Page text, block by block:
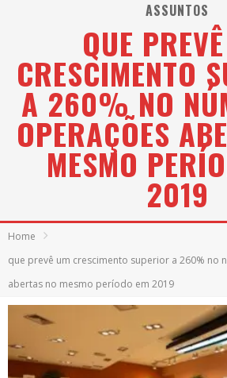
ASSUNTOS
QUE
CRESCIMENTO
A 260% NO
OPERAÇÕES
MESMO
2019
Home
que prevê um crescimento superior a 260% no
abertas no mesmo período em 2019